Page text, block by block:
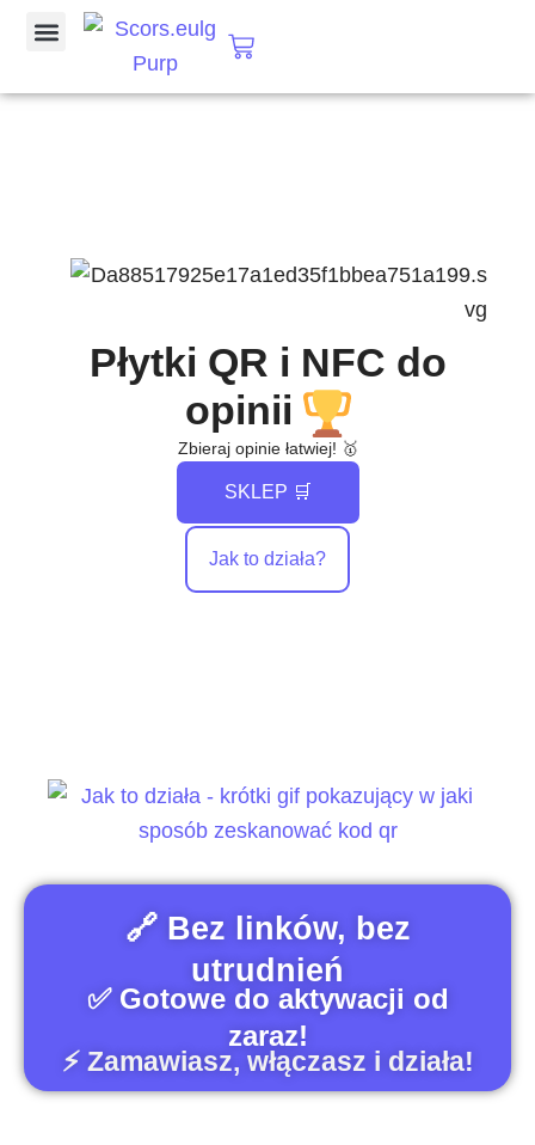
Cart
Płytki QR i NFC do
opinii
Zbieraj opinie łatwiej! 🥇
SKLEP 🛒
Jak to działa?
🔗 Bez linków, bez
utrudnień
✅ Gotowe do aktywacji od
zaraz!
⚡️ Zamawiasz, włączasz i działa!